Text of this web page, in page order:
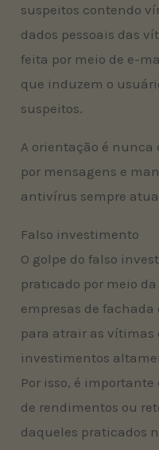
suspeitos contendo
dados pessoais das
feita por meio de e-
que induzem o
suspeitos.
A orientação é
por mensagens e
antivírus sempre
Falso investimento
O golpe do falso
praticado por meio
empresas de fachada
para atrair as vítimas
investimentos
Por isso, é
de rendimentos ou
daqueles praticados